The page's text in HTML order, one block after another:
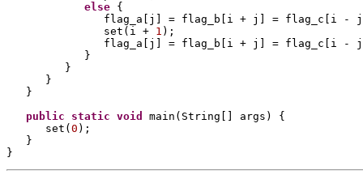
else {
flag_a
j = flag_b i + j = flag_c
i -
set ( i + 1 ) ;
flag_a
j = flag_b i + j = flag_c
i -
}
}
}
}
public static void main ( String args ) {
set ( 0 ) ;
}
}